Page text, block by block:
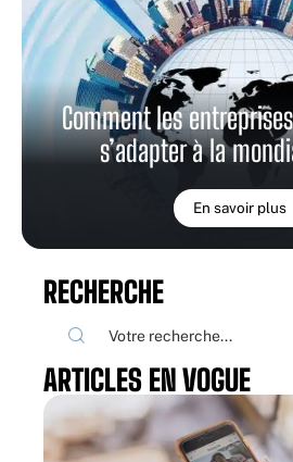
Comment les
s’adapter à la
En savoir plus
RECHERCHE
ARTICLES EN VOGUE